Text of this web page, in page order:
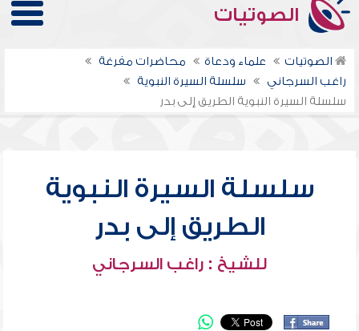
الصوتيات
الصوتيات علماء ودعاة
محاضرات مفرغة
راغب السرجاني
سلسلة السيرة النبوية
سلسلة السيرة النبوية الطريق إلى بدر
سلسلة السيرة النبوية
الطريق إلى بدر
للشيخ : راغب السرجاني